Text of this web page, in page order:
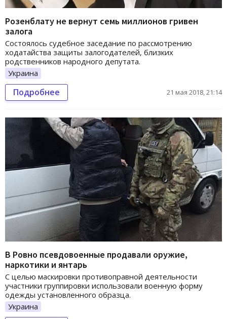
Розенблату не вернут семь миллионов гривен
залога
Состоялось судебное заседание по рассмотрению
ходатайства защиты залогодателей, близких
родственников народного депутата.
Украина
Подробнее 21 мая 2018, 21:14
В Ровно псевдовоенные продавали оружие,
наркотики и янтарь
С целью маскировки противоправной деятельности
участники группировки использовали военную форму
одежды установленного образца.
Украина